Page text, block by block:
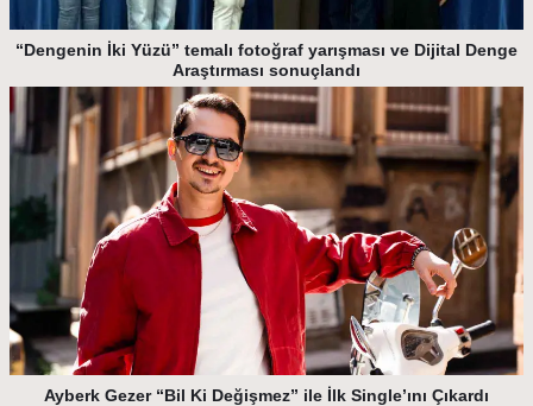
“Dengenin İki Yüzü” temalı fotoğraf yarışması ve Dijital Denge
Araştırması sonuçlandı
Ayberk Gezer “Bil Ki Değişmez” ile İlk Single’ını Çıkardı